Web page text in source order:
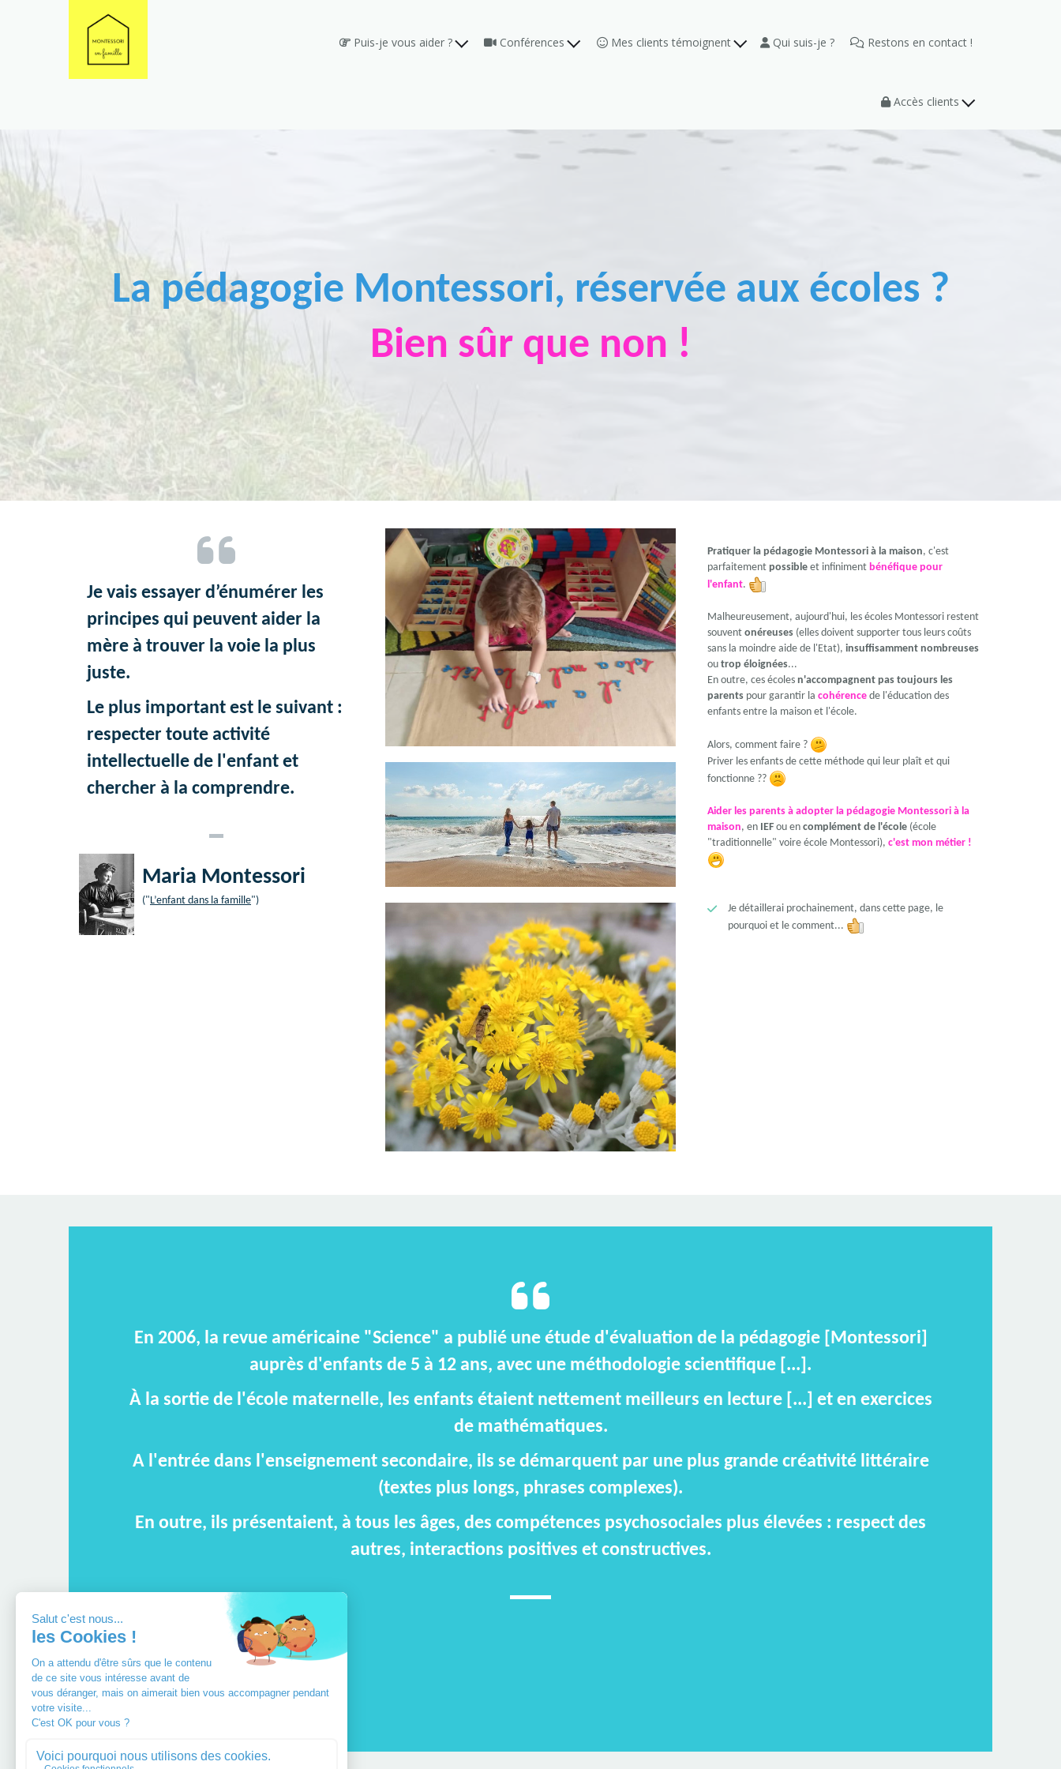
Puis-je vous aider ? Conférences Mes clients témoignent Qui suis-je ? Restons en contact !
Accès clients
La pédagogie Montessori, réservée aux écoles ?
Bien sûr que non !
Je vais essayer d’énumérer les
principes qui peuvent aider la
mère à trouver la voie la plus
juste.
Le plus important est le suivant :
respecter toute activité
intellectuelle de l'enfant et
chercher à la comprendre.
Maria Montessori
("L’enfant dans la famille")
Pratiquer la pédagogie Montessori à la maison, c'est
parfaitement possible et infiniment bénéfique pour
l'enfant.
Malheureusement, aujourd'hui, les écoles Montessori restent
souvent onéreuses (elles doivent supporter tous leurs coûts
sans la moindre aide de l'Etat), insuffisamment nombreuses
ou trop éloignées...
En outre, ces écoles n'accompagnent pas toujours les
parents pour garantir la cohérence de l'éducation des
enfants entre la maison et l'école.
Alors, comment faire ?
Priver les enfants de cette méthode qui leur plaît et qui
fonctionne ??
Aider les parents à adopter la pédagogie Montessori à la
maison, en IEF ou en complément de l'école (école
"traditionnelle" voire école Montessori), c'est mon métier !
Je détaillerai prochainement, dans cette page, le
pourquoi et le comment...
En 2006, la revue américaine "Science" a publié une étude d'évaluation de la pédagogie [Montessori]
auprès d'enfants de 5 à 12 ans, avec une méthodologie scientifique [...].
À la sortie de l'école maternelle, les enfants étaient nettement meilleurs en lecture [...] et en exercices
de mathématiques.
A l'entrée dans l'enseignement secondaire, ils se démarquent par une plus grande créativité littéraire
(textes plus longs, phrases complexes).
En outre, ils présentaient, à tous les âges, des compétences psychosociales plus élevées : respect des
autres, interactions positives et constructives.
Olivier Houdé
("L'école du cerveau")